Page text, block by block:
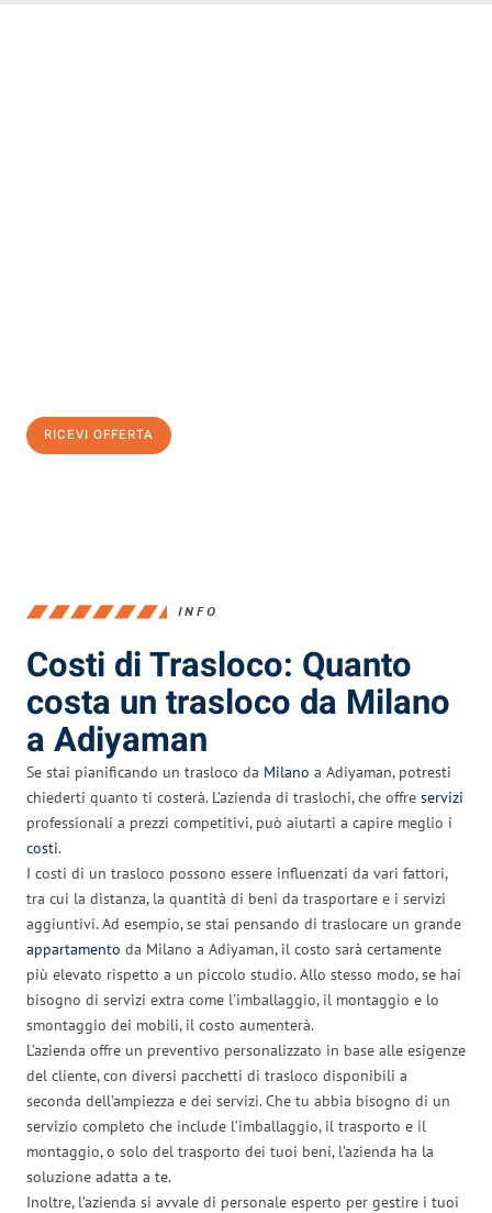
RICEVI OFFERTA
INFO
Costi di Trasloco: Quanto
costa un trasloco da Milano
a Adiyaman
Se stai pianificando un trasloco da Milano a Adiyaman, potresti
chiederti quanto ti costerà. L’azienda di traslochi, che offre servizi
professionali a prezzi competitivi, può aiutarti a capire meglio i
costi.
I costi di un trasloco possono essere influenzati da vari fattori,
tra cui la distanza, la quantità di beni da trasportare e i servizi
aggiuntivi. Ad esempio, se stai pensando di traslocare un grande
appartamento da Milano a Adiyaman, il costo sarà certamente
più elevato rispetto a un piccolo studio. Allo stesso modo, se hai
bisogno di servizi extra come l’imballaggio, il montaggio e lo
smontaggio dei mobili, il costo aumenterà.
L’azienda offre un preventivo personalizzato in base alle esigenze
del cliente, con diversi pacchetti di trasloco disponibili a
seconda dell’ampiezza e dei servizi. Che tu abbia bisogno di un
servizio completo che include l’imballaggio, il trasporto e il
montaggio, o solo del trasporto dei tuoi beni, l’azienda ha la
soluzione adatta a te.
Inoltre, l’azienda si avvale di personale esperto per gestire i tuoi